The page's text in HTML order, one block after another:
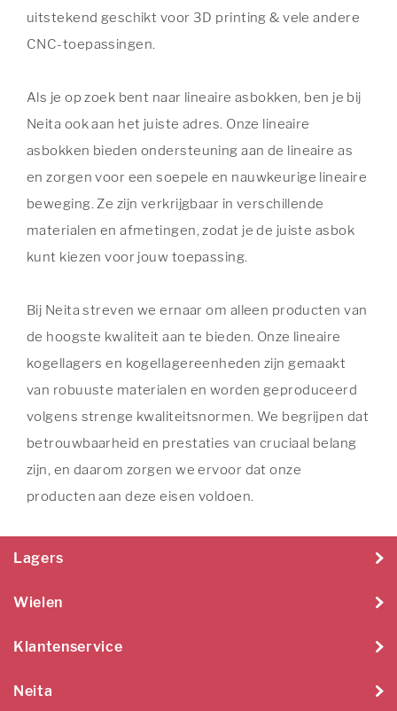
uitstekend geschikt voor 3D printing & vele andere
CNC-toepassingen.
Als je op zoek bent naar lineaire asbokken, ben je bij
Neita ook aan het juiste adres. Onze lineaire
asbokken bieden ondersteuning aan de lineaire as
en zorgen voor een soepele en nauwkeurige lineaire
beweging. Ze zijn verkrijgbaar in verschillende
materialen en afmetingen, zodat je de juiste asbok
kunt kiezen voor jouw toepassing.
Bij Neita streven we ernaar om alleen producten van
de hoogste kwaliteit aan te bieden. Onze lineaire
kogellagers en kogellagereenheden zijn gemaakt
van robuuste materialen en worden geproduceerd
volgens strenge kwaliteitsnormen. We begrijpen dat
betrouwbaarheid en prestaties van cruciaal belang
zijn, en daarom zorgen we ervoor dat onze
producten aan deze eisen voldoen.
Lagers
Wielen
Klantenservice
Neita